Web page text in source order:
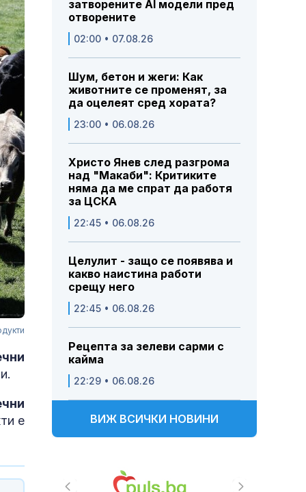
е
затворените AI модели пред
отворените
02:00 • 07.08.26
Шум, бетон и жеги: Как
животните се променят, за
да оцелеят сред хората?
23:00 • 06.08.26
Христо Янев след разгрома
над "Макаби": Критиките
няма да ме спрат да работя
за ЦСКА
22:45 • 06.08.26
Целулит - защо се появява и
какво наистина работи
срещу него
22:45 • 06.08.26
Рецепта за зелеви сарми с
кайма
22:29 • 06.08.26
ВИЖ ВСИЧКИ НОВИНИ